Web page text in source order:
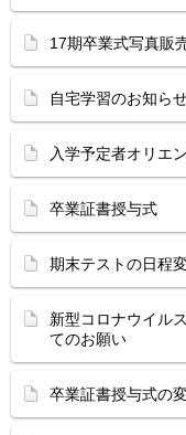
17期卒業式写真販
自宅学習のお知ら
入学予定者オリエ
卒業証書授与式
期末テストの日程
新型コロナウイル
てのお願い
卒業証書授与式の